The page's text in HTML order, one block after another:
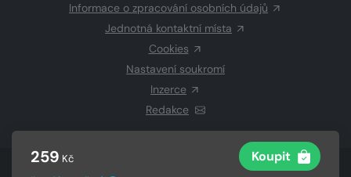
259 Kč Koupit
Informace o zpracování osobních údajů
Jednotná kontaktní místa
Cookies
Nastavení soukromí
Inzerce
Redakce
CZECH NEWS CENTER a.s.a dodavatelé